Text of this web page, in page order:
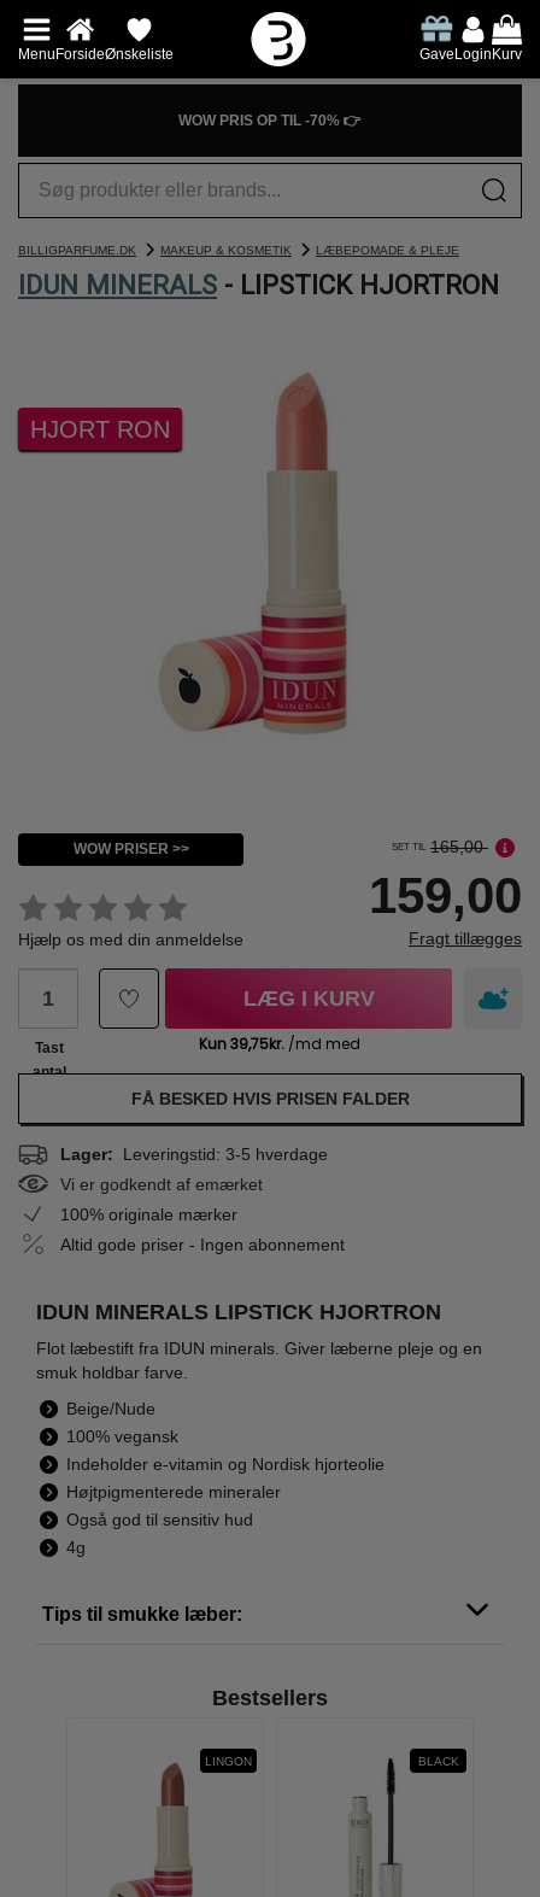
MenuForsideØnskeliste GaveLoginKurv
WOW PRIS OP TIL -70% 👉
BILLIGPARFUME.DK MAKEUP & KOSMETIK LÆBEPOMADE & PLEJE
IDUN MINERALS - LIPSTICK HJORTRON
HJORT RON
WOW PRISER >>
Hjælp os med din anmeldelse
SET TIL 165,00
159,00
Fragt tillægges
Tast
antal
LÆG I KURV
FÅ BESKED HVIS PRISEN FALDER
Lager: Leveringstid: 3-5 hverdage
Vi er godkendt af emærket
100% originale mærker
Altid gode priser - Ingen abonnement
IDUN MINERALS LIPSTICK HJORTRON
Flot læbestift fra IDUN minerals. Giver læberne pleje og en
smuk holdbar farve.
Beige/Nude
100% vegansk
Indeholder e-vitamin og Nordisk hjorteolie
Højtpigmenterede mineraler
Også god til sensitiv hud
4g
Tips til smukke læber:
Bestsellers
LINGON BLACK